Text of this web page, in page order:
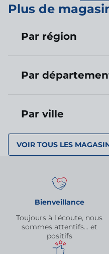
Plus de
Par région
Par
Par ville
VOIR TOUS LES
Bienveillance
Toujours à l'écoute, nous
sommes attentifs… et
positifs